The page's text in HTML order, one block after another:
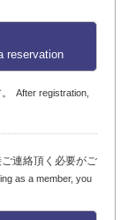
reservation
After registration,
連絡頂く必要がご
as a member, you